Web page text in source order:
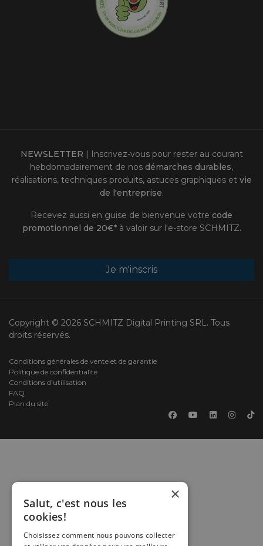
NEWSLETTER | Inscrivez-vous pour rester au courant
hebdomadairement de nos démarches durables,
réalisations, techniques produits, astuces graphiques et vie
de l'entreprise.
Recevez aussi en guise de bienvenue votre code
promotionnel de 20€* à valoir sur l'e-store SCHMITZ.
Je m'inscris
Copyright © 2026 SCHMITZ Digital Printing SRL. Tous
droits réservés.
Conditions générales de vente et de garantie
Politique de confidentialité
Conditions d'utilisation
FAQ
Plan du site
×
Salut, c'est nous les
cookies!
Choisissez comment nous pouvons collecter